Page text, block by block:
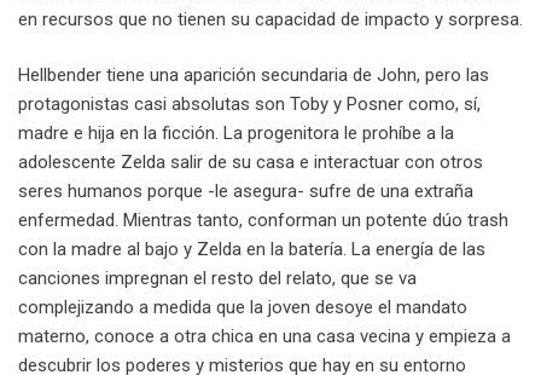
en recursos que no tienen su capacidad de impacto y sorpresa.
Hellbender tiene una aparición secundaria de John, pero las
protagonistas casi absolutas son Toby y Posner como, sí,
madre e hija en la ficción. La progenitora le prohíbe a la
adolescente Zelda salir de su casa e interactuar con otros
seres humanos porque -le asegura- sufre de una extraña
enfermedad. Mientras tanto, conforman un potente dúo trash
con la madre al bajo y Zelda en la batería. La energía de las
canciones impregnan el resto del relato, que se va
complejizando a medida que la joven desoye el mandato
materno, conoce a otra chica en una casa vecina y empieza a
descubrir los poderes y misterios que hay en su entorno